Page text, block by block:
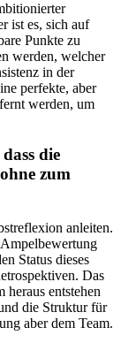
ist es, sich auf
Punkte zu
werden, welcher
in der
perfekte, aber
werden, um
die
zum
anleiten.
Status dieses
Das
heraus entstehen
die Struktur für
aber dem Team.